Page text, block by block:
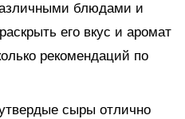
блюдами и
его вкус и аромат
рекомендаций по
сыры отлично